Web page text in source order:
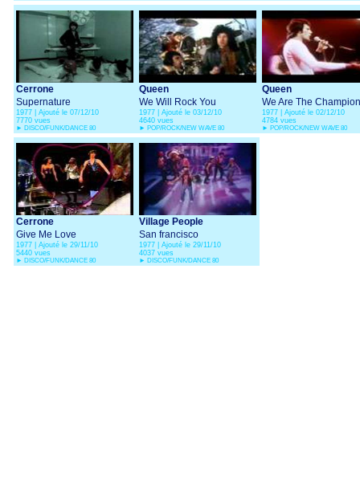
Cerrone
Supernature
1977 | Ajouté le 07/12/10
7770 vues
► DISCO/FUNK/DANCE 80
Queen
We Will Rock You
1977 | Ajouté le 03/12/10
4640 vues
► POP/ROCK/NEW WAVE 80
Queen
We Are The
1977 | Ajouté le 02/12/10
4784 vues
► POP/ROCK/NEW WAVE 80
Cerrone
Give Me Love
1977 | Ajouté le 29/11/10
5440 vues
► DISCO/FUNK/DANCE 80
Village People
San francisco
1977 | Ajouté le 29/11/10
4037 vues
► DISCO/FUNK/DANCE 80